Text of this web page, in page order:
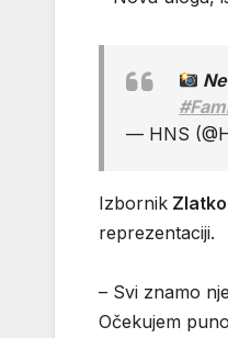
— HNS
Izbornik
reprezentaciji.
– Svi znamo
Očekujem